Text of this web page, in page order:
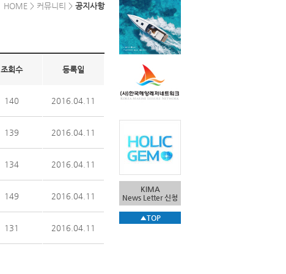
HOME > 커뮤니티 > 공지사항
조회수 등록일
140 2016.04.11
139 2016.04.11
134 2016.04.11
149 2016.04.11
131 2016.04.11
KIMA
News Letter 신청
▲TOP